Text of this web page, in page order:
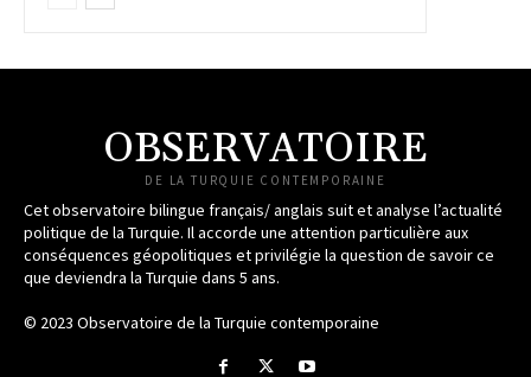
OBSERVATOIRE
DE LA TURQUIE CONTEMPORAINE
Cet observatoire bilingue français/ anglais suit et analyse l’actualité
politique de la Turquie. Il accorde une attention particulière aux
conséquences géopolitiques et privilégie la question de savoir ce
que deviendra la Turquie dans 5 ans.
© 2023 Observatoire de la Turquie contemporaine